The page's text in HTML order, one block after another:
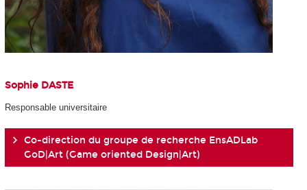
Sophie DASTE
Responsable universitaire
Co-direction du groupe de recherche EnsADLab
GoD|Art (Game oriented Design|Art)